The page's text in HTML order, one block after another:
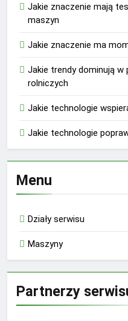
Jakie znaczenie mają
maszyn
Jakie znaczenie ma
Jakie trendy dominują
rolniczych
Jakie technologie
Jakie technologie
Menu
Działy serwisu
Maszyny
Partnerzy